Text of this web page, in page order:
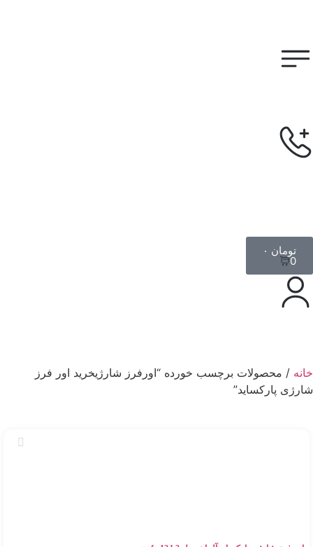
تومان
0
خانه / محصولات برچسب خورده “اورفرز شارژیخرید اور فرز
شارژی پارکساید”